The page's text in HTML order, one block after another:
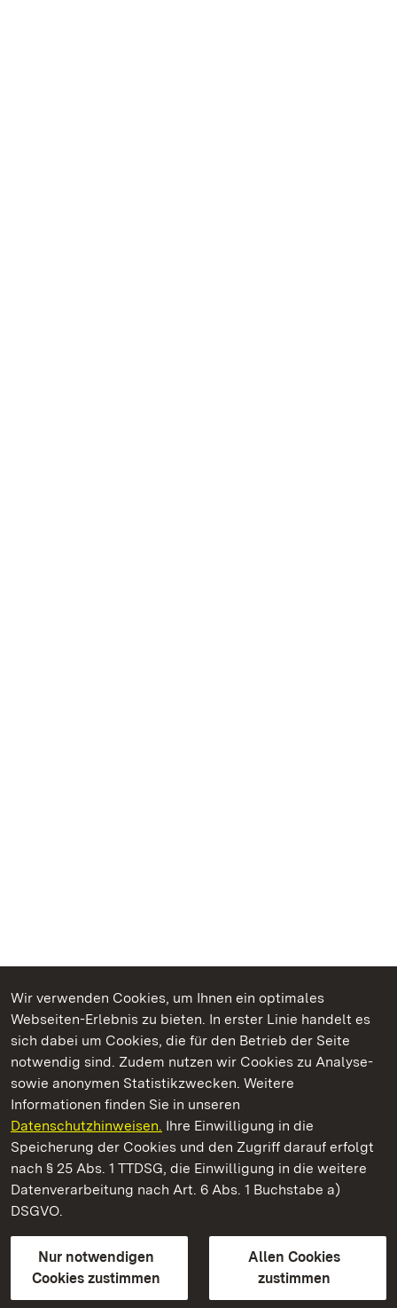
Wir verwenden Cookies, um Ihnen ein optimales
Webseiten-Erlebnis zu bieten. In erster Linie handelt es
sich dabei um Cookies, die für den Betrieb der Seite
notwendig sind. Zudem nutzen wir Cookies zu Analyse-
sowie anonymen Statistikzwecken. Weitere
Informationen finden Sie in unseren
Datenschutzhinweisen. Ihre Einwilligung in die
Speicherung der Cookies und den Zugriff darauf erfolgt
nach § 25 Abs. 1 TTDSG, die Einwilligung in die weitere
Datenverarbeitung nach Art. 6 Abs. 1 Buchstabe a)
DSGVO.
Nur notwendigen
Cookies zustimmen
Allen Cookies
zustimmen
Kommen. Staunen. Genießen.
Staatliche Schlösser und Gärten Baden‑Württemberg
Staatliche Schlösser und Gärten Baden-Württemberg
Kontakt
GebärdenspracheLeichte Sprache
Erklärung zur Barrierefreiheit
BITV-konform (geprüfte Seiten)